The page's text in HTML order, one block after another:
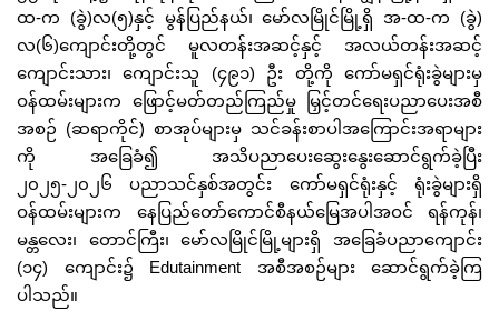
ထ-က (ခွဲ)လ(၅)နှင့် မွန်ပြည်နယ်၊ မော်လမြိုင်မြို့ရှိ အ-ထ-က (ခွဲ)
လ(၆)ကျောင်းတို့တွင် မူလတန်းအဆင့်နှင့် အလယ်တန်းအဆင့်
ကျောင်းသား၊ ကျောင်းသူ (၄၉၁) ဦး တို့ကို ကော်မရှင်ရုံးခွဲများမှ
ဝန်ထမ်းများက ဖြောင့်မတ်တည်ကြည်မှု မြှင့်တင်ရေးပညာပေးအစီ
အစဉ် (ဆရာကိုင်) စာအုပ်များမှ သင်ခန်းစာပါအကြောင်းအရာများ
ကို အခြေခံ၍ အသိပညာပေးဆွေးနွေးဆောင်ရွက်ခဲ့ပြီး
၂၀၂၅-၂၀၂၆ ပညာသင်နှစ်အတွင်း ကော်မရှင်ရုံးနှင့် ရုံးခွဲများရှိ
ဝန်ထမ်းများက နေပြည်တော်ကောင်စီနယ်မြေအပါအဝင် ရန်ကုန်၊
မန္တလေး၊ တောင်ကြီး၊ မော်လမြိုင်မြို့များရှိ အခြေခံပညာကျောင်း
(၁၄) ကျောင်း၌ Edutainment အစီအစဉ်များ ဆောင်ရွက်ခဲ့ကြ
ပါသည်။